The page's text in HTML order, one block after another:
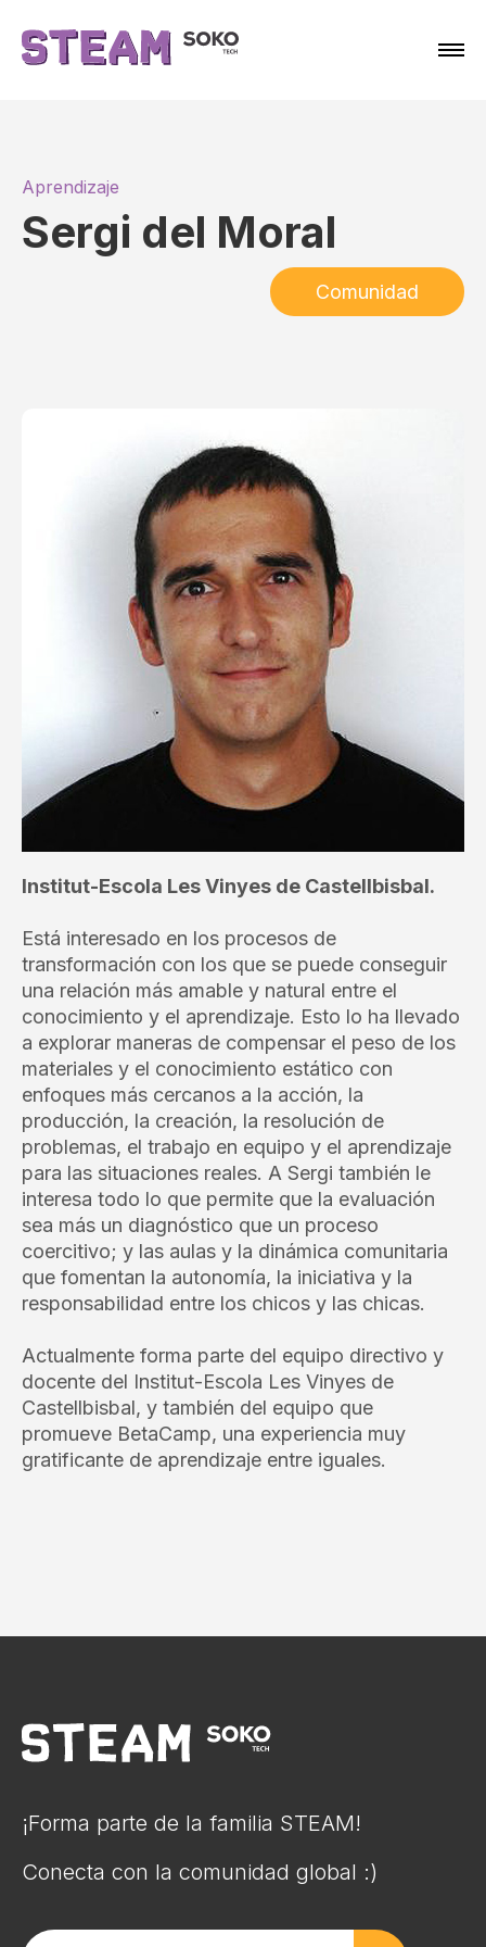
Aprendizaje
Sergi del Moral
Comunidad
Institut-Escola Les Vinyes de Castellbisbal.
Está interesado en los procesos de
transformación con los que se puede conseguir
una relación más amable y natural entre el
conocimiento y el aprendizaje. Esto lo ha llevado
a explorar maneras de compensar el peso de los
materiales y el conocimiento estático con
enfoques más cercanos a la acción, la
producción, la creación, la resolución de
problemas, el trabajo en equipo y el aprendizaje
para las situaciones reales. A Sergi también le
interesa todo lo que permite que la evaluación
sea más un diagnóstico que un proceso
coercitivo; y las aulas y la dinámica comunitaria
que fomentan la autonomía, la iniciativa y la
responsabilidad entre los chicos y las chicas.
Actualmente forma parte del equipo directivo y
docente del Institut-Escola Les Vinyes de
Castellbisbal, y también del equipo que
promueve BetaCamp, una experiencia muy
gratificante de aprendizaje entre iguales.
¡Forma parte de la familia STEAM!
Conecta con la comunidad global :)